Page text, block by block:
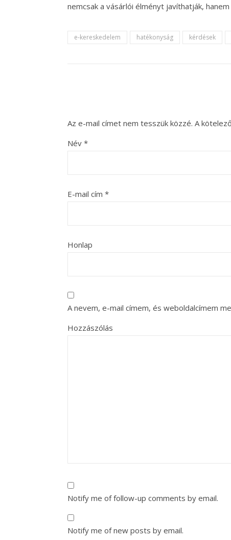
nemcsak a vásárlói élményt javíthatják,
e-kereskedelem hatékonyság kérdések
Az e-mail címet nem tesszük közzé. A
Név *
E-mail cím *
Honlap
A nevem, e-mail címem, és weboldalcímem
Hozzászólás
Notify me of follow-up comments by email.
Notify me of new posts by email.